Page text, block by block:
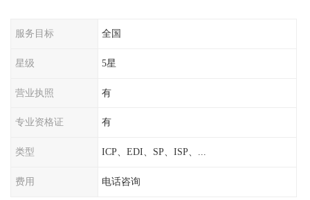
服务目标 全国
星级 5星
营业执照 有
专业资格证 有
类型 ICP、EDI、SP、ISP、...
费用 电话咨询